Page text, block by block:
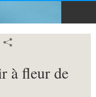
à fleur de